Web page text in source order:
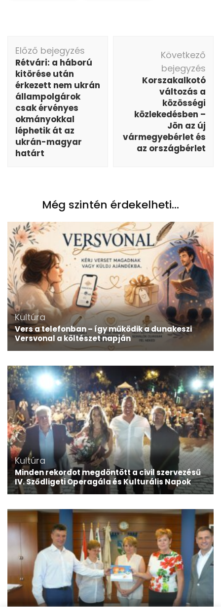
Bejegyzés
navigáció
Előző bejegyzés
Rétvári: a háború
kitörése után
érkezett nem ukrán
állampolgárok
csak érvényes
okmányokkal
léphetik át az
ukrán-magyar
határt
Következő
bejegyzés
Korszakalkotó
változás a
közösségi
közlekedésben –
Jön az új
vármegyebérlet és
az országbérlet
Még szintén érdekelheti...
Kultúra
Vers a telefonban – így működik a dunakeszi
Versvonal a költészet napján
Kultúra
Minden rekordot megdöntött a civil szervezésű
IV. Sződligeti Operagála és Kulturális Napok